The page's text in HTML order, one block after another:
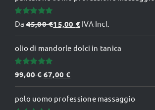
Valutato
5.00su 5
Da45,00€15,00 €IVA Incl.
olio di mandorle dolci in tanica
Valutato
5.00su 5
99,00€Il
prezzo
originale
67,00€
prezzo
attuale
polo uomo professione massaggio